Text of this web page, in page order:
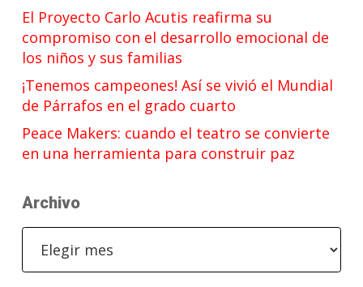
El Proyecto Carlo Acutis reafirma su
compromiso con el desarrollo emocional de
los niños y sus familias
¡Tenemos campeones! Así se vivió el Mundial
de Párrafos en el grado cuarto
Peace Makers: cuando el teatro se convierte
en una herramienta para construir paz
Archivo